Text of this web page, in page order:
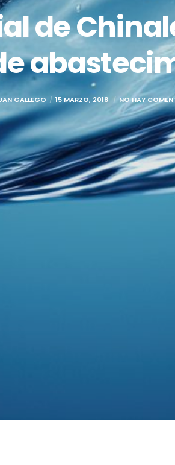
de
GALLEGO 15 MARZO, 2018 NO HAY